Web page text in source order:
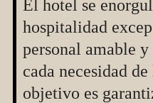
El hotel se
hospitalidad
personal amable
cada necesidad
objetivo es